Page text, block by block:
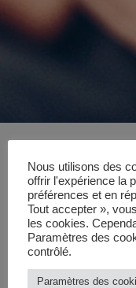
Nous utilisons des
offrir l'expérience la
préférences et en
Tout accepter »,
les cookies.
Paramètres des
contrôlé.
Paramètres des